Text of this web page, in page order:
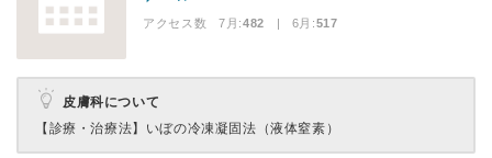
アクセス数 7月:482 | 6月:517
皮膚科について
【診療・治療法】 いぼの冷凍凝固法（液体窒素）